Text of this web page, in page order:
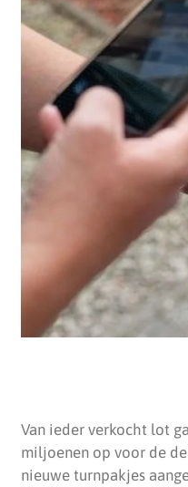
Van ieder verkocht lot
miljoenen op voor de
nieuwe turnpakjes